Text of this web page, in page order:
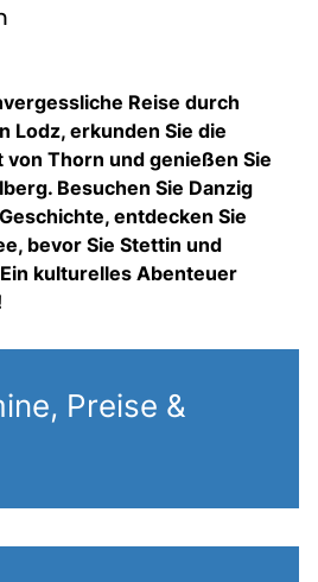
Reise durch
Lodz, erkunden Sie die
Thorn und genießen Sie
Besuchen Sie Danzig
entdecken Sie
bevor Sie Stettin und
kulturelles Abenteuer
Preise &